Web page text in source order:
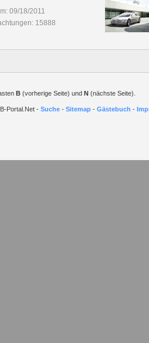
09/18/2011
15888
B (vorherige Seite) und N (nächste Seite).
Portal.Net - Suche - Sitemap - Gästebuch -